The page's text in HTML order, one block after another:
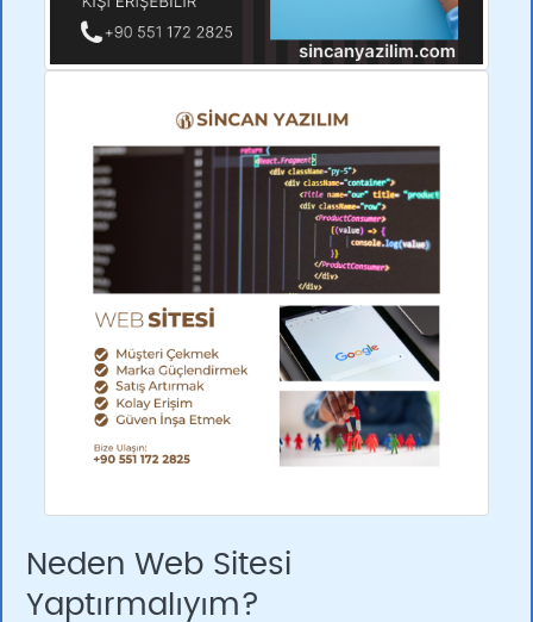
Neden Web Sitesi
Yaptırmalıyım?